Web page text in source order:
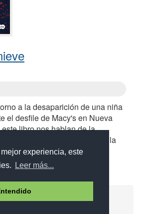
experiencia, este
Leer más...
a la desaparición de una niña
el desfile de Macy's en Nueva
libro nos hablan de la
en momentos dolorosos, la
de justicia
legal